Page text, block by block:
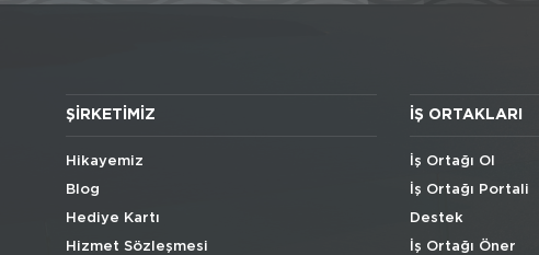
ŞIRKETIMIZ
Hikayemiz
Blog
Hediye Kartı
Hizmet Sözleşmesi
İŞ ORTAKLARI
İş Ortağı Ol
İş Ortağı Portali
Destek
İş Ortağı Öner